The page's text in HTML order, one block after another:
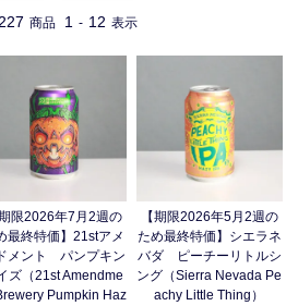
商品 1 - 12 表示
期限2026年7月2週の
最終特価】21stアメ
メント パンプキン
ズ（21st Amendme
Pumpkin Haz
【期限2026年5月2週の
ため最終特価】シエラネ
バダ ピーチーリトルシ
ング（Sierra Nevada Pe
achy Little Thing）